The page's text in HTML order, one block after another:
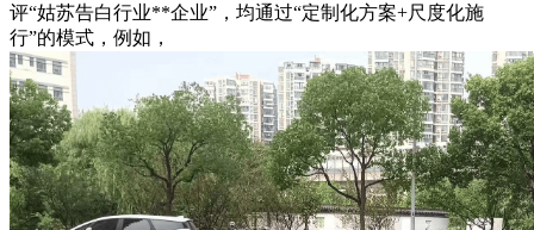
评“姑苏告白行业**企业”，均通过“定制化方案+尺度化施
行”的模式，例如，